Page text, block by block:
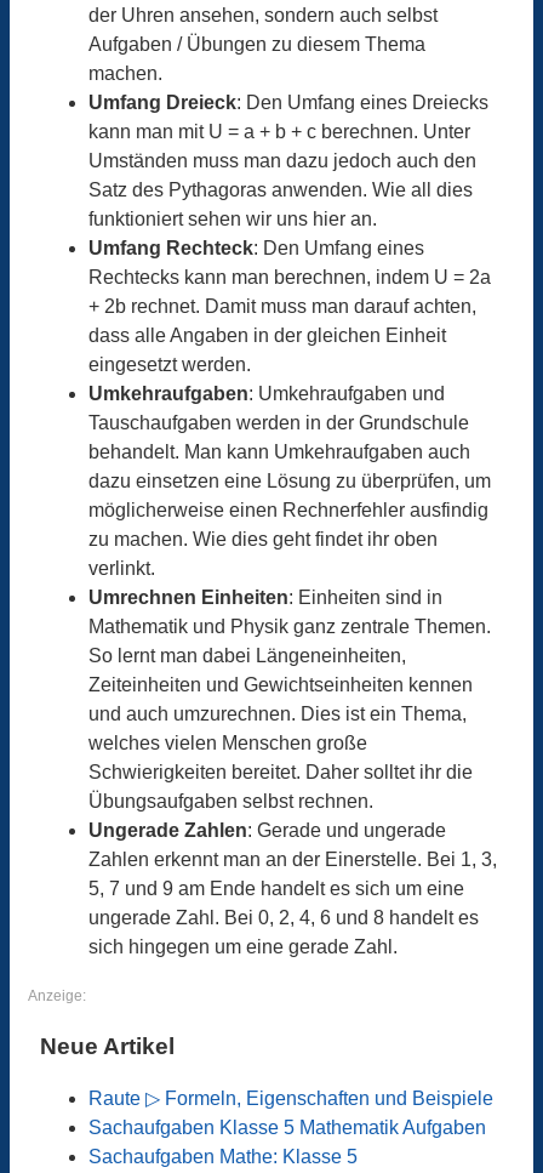
der Uhren ansehen, sondern auch selbst
Aufgaben / Übungen zu diesem Thema
machen.
Umfang Dreieck: Den Umfang eines Dreiecks
kann man mit U = a + b + c berechnen. Unter
Umständen muss man dazu jedoch auch den
Satz des Pythagoras anwenden. Wie all dies
funktioniert sehen wir uns hier an.
Umfang Rechteck: Den Umfang eines
Rechtecks kann man berechnen, indem U = 2a
+ 2b rechnet. Damit muss man darauf achten,
dass alle Angaben in der gleichen Einheit
eingesetzt werden.
Umkehraufgaben: Umkehraufgaben und
Tauschaufgaben werden in der Grundschule
behandelt. Man kann Umkehraufgaben auch
dazu einsetzen eine Lösung zu überprüfen, um
möglicherweise einen Rechnerfehler ausfindig
zu machen. Wie dies geht findet ihr oben
verlinkt.
Umrechnen Einheiten: Einheiten sind in
Mathematik und Physik ganz zentrale Themen.
So lernt man dabei Längeneinheiten,
Zeiteinheiten und Gewichtseinheiten kennen
und auch umzurechnen. Dies ist ein Thema,
welches vielen Menschen große
Schwierigkeiten bereitet. Daher solltet ihr die
Übungsaufgaben selbst rechnen.
Ungerade Zahlen: Gerade und ungerade
Zahlen erkennt man an der Einerstelle. Bei 1, 3,
5, 7 und 9 am Ende handelt es sich um eine
ungerade Zahl. Bei 0, 2, 4, 6 und 8 handelt es
sich hingegen um eine gerade Zahl.
Anzeige:
Neue Artikel
Raute ▷ Formeln, Eigenschaften und Beispiele
Sachaufgaben Klasse 5 Mathematik Aufgaben
Sachaufgaben Mathe: Klasse 5